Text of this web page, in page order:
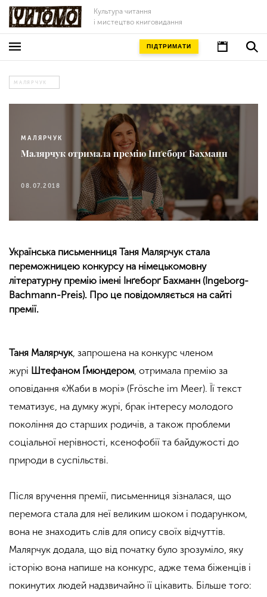
Культура читання
і мистецтво книговидання
ПІДТРИМАТИ
МАЛЯРЧУК
МАЛЯРЧУК
Малярчук отримала премію Інґеборґ Бахманн
08.07.2018
Українська письменниця Таня Малярчук стала
переможницею конкурсу на німецькомовну
літературну премію імені Інґеборґ Бахманн (Ingeborg-
Bachmann-Preis). Про це повідомляється на сайті
премії.
Таня Малярчук, запрошена на конкурс членом
журі Штефаном Ґмюндером, отримала премію за
оповідання «Жаби в морі» (Frösche im Meer). Її текст
тематизує, на думку журі, брак інтересу молодого
покоління до старших родичів, а також проблеми
соціальної нерівності, ксенофобії та байдужості до
природи в суспільстві.
Після вручення премії, письменниця зізналася, що
перемога стала для неї великим шоком і подарунком,
вона не знаходить слів для опису своїх відчуттів.
Малярчук додала, що від початку було зрозуміло, яку
історію вона напише на конкурс, адже тема біженців і
покинутих людей надзвичайно її цікавить. Більше того: